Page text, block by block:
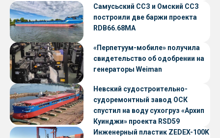
Самусьский ССЗ и Омский ССЗ
построили две баржи проекта
RDB66.68МА
«Перпетуум-мобиле» получила
свидетельство об одобрении на
генераторы Weiman
Невский судостроительно-
судоремонтный завод ОСК
спустил на воду сухогруз «Архип
Куинджи» проекта RSD59
Инженерный пластик ZEDEX-100K